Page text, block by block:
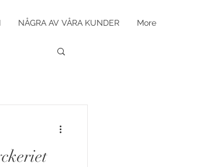
NÅGRA AV VÅRA KUNDER More